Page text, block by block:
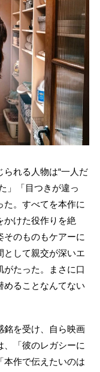
れる人物は“一人だ
」「目つきが違っ
た。すべてを本作に
かけた役作りを絶
のものもケアーに
として親交が深いエ
がたった。まさに口
めることなんてない
銘を受け、自ら映画
「彼のレガシーに
本作で伝えたいのは